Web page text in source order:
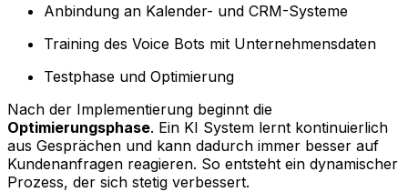
Anbindung an Kalender- und CRM-Systeme
Training des Voice Bots mit Unternehmensdaten
Testphase und Optimierung
Nach der Implementierung beginnt die
Optimierungsphase. Ein KI System lernt kontinuierlich
aus Gesprächen und kann dadurch immer besser auf
Kundenanfragen reagieren. So entsteht ein dynamischer
Prozess, der sich stetig verbessert.